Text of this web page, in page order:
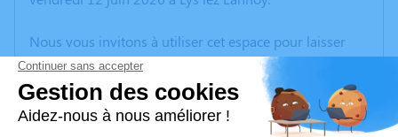
Nous vous invitons à utiliser cet espace pour laisser
vos condoléances, partager des photos souvenirs, une
anecdote ou exprimer vos pensées à travers des
poèmes ou des textes. Cet endroit est un lieu
d'expression dédié à honorer la mémoire de Christian